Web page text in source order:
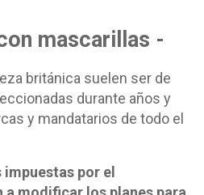
mascarillas -
británica suelen ser de
durante años y
y mandatarios de todo el
por el